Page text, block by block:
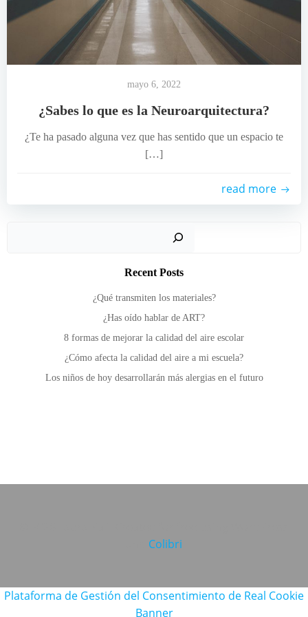
mayo 6, 2022
¿Sabes lo que es la Neuroarquitectura?
¿Te ha pasado alguna vez que has sentido que un espacio te
[…]
read more
Recent Posts
¿Qué transmiten los materiales?
¿Has oído hablar de ART?
8 formas de mejorar la calidad del aire escolar
¿Cómo afecta la calidad del aire a mi escuela?
Los niños de hoy desarrollarán más alergias en el futuro
Colibri
Plataforma de Gestión del Consentimiento de Real Cookie
Banner